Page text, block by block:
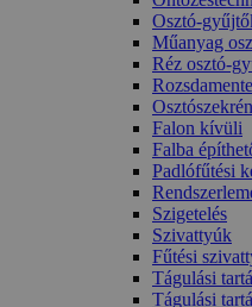
Osztó-
Műanyag
Réz osztó-
Falon kívüli
Falba
Padlófűtési
Szigetelés
Szivattyúk
Fűtési
Tágulási
Tágulási